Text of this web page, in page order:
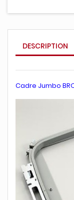
DESCRIPTION
Cadre Jumbo